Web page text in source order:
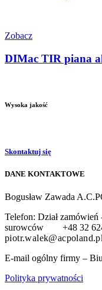
Zobacz
DIMac TIR piana
Wysoka jakość
Skontaktuj się
DANE KONTAKTOWE
Bogusław Zawada
Telefon: Dział
surowców
E-mail ogólny firmy –
Polityka prywatności